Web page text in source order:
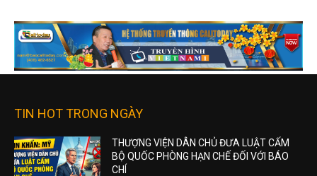
TIN HOT TRONG NGÀY
THƯỢNG VIỆN DÂN CHỦ ĐƯA LUẬT CẤM
BỘ QUỐC PHÒNG HẠN CHẾ ĐỐI VỚI BÁO
CHÍ